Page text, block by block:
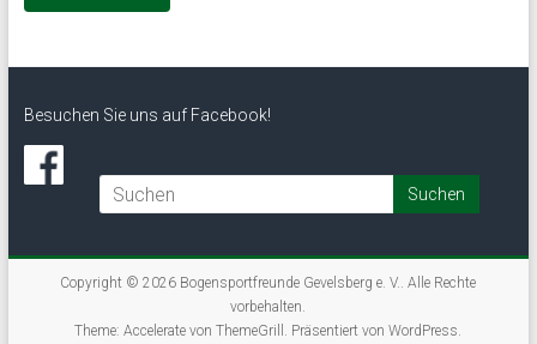
Besuchen Sie uns auf Facebook!
Copyright © 2026 Bogensportfreunde Gevelsberg e. V.. Alle Rechte
vorbehalten.
Theme:Accelerate von ThemeGrill. Präsentiert vonWordPress.